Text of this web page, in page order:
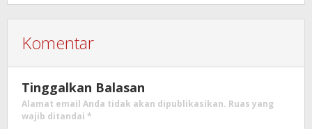
Komentar
Tinggalkan Balasan
Alamat email Anda tidak akan dipublikasikan. Ruas yang
wajib ditandai *